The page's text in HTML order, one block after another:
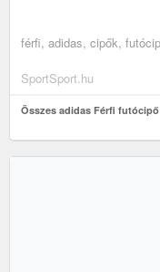
férfi, adidas, cipők,
SportSport.hu
Összes adidas Férfi